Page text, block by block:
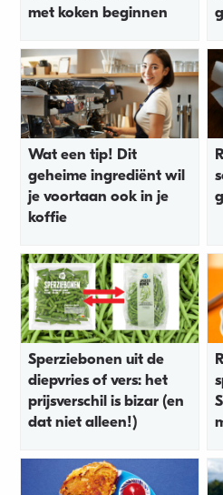
met koken beginnen
Wat een tip! Dit
geheime ingrediënt wil
je voortaan ook in je
koffie
Sperziebonen uit de
diepvries of vers: het
prijsverschil is bizar (en
dat niet alleen!)